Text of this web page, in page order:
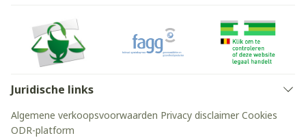
Juridische links
Algemene verkoopsvoorwaarden Privacy disclaimer Cookies
ODR-platform